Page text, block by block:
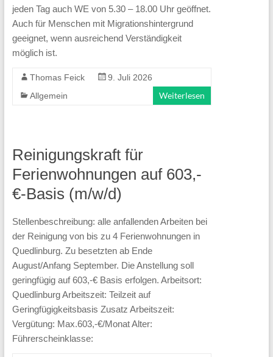
kommunales
Jobcenter
betreuen
wir
rund
arbeitslosen
Menschen
Landkreis
Harz.
Mit
Grundsicherung,
Vermittlung
und
Förderung
unterstützen
jeden Tag auch WE von 5.30 – 18.00 Uhr geöffnet.
Auch für Menschen mit Migrationshintergrund
geeignet, wenn ausreichend Verständigkeit
möglich ist.
Thomas Feick
9. Juli 2026
Allgemein
Weiterlesen
Reinigungskraft für
Ferienwohnungen auf 603,-
€-Basis (m/w/d)
Stellenbeschreibung: alle anfallenden Arbeiten bei
der Reinigung von bis zu 4 Ferienwohnungen in
Quedlinburg. Zu besetzten ab Ende
August/Anfang September. Die Anstellung soll
geringfügig auf 603,-€ Basis erfolgen. Arbeitsort:
Quedlinburg Arbeitszeit: Teilzeit auf
Geringfügigkeitsbasis Zusatz Arbeitszeit:
Vergütung: Max.603,-€/Monat Alter:
Führerscheinklasse: